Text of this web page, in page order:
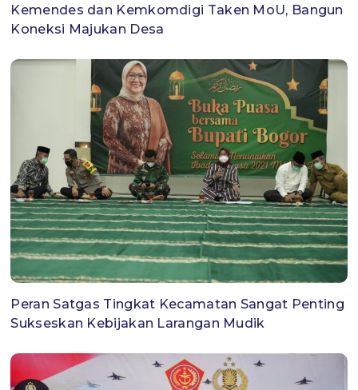
Kemendes dan Kemkomdigi Taken MoU, Bangun
Koneksi Majukan Desa
Peran Satgas Tingkat Kecamatan Sangat Penting
Sukseskan Kebijakan Larangan Mudik